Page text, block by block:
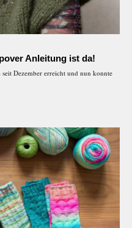
Anleitung ist da!
Dezember erreicht und nun konnte